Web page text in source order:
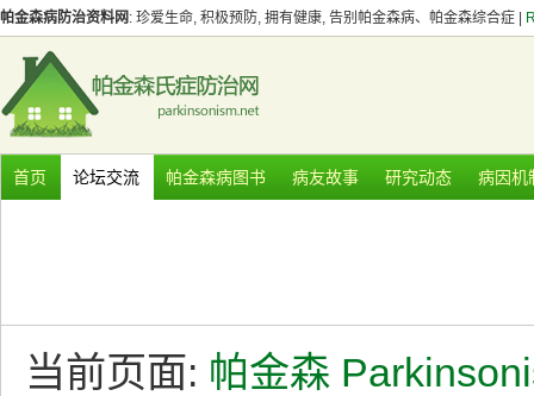
帕金森病防治资料网 : 珍爱生命, 积极预防, 拥有健康, 告别帕金森病、帕金森综合症 |
首页 论坛交流 帕金森病图书 病友故事 研究动态 病因机
当前页面: 帕金森